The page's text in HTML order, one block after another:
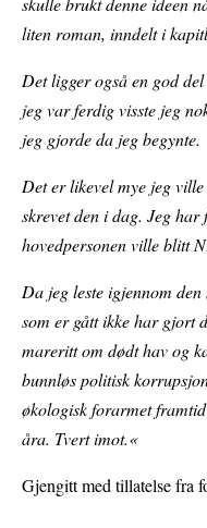
liten roman, inndelt i
Det ligger også en god
jeg var ferdig visste jeg
jeg gjorde da jeg begynte.
Det er likevel mye jeg
skrevet den i dag. Jeg har
hovedpersonen ville blitt
Da jeg leste igjennom
som er gått ikke har gjort
mareritt om dødt hav og
bunnløs politisk
økologisk forarmet
åra. Tvert imot.«
Gjengitt med tillatelse fra